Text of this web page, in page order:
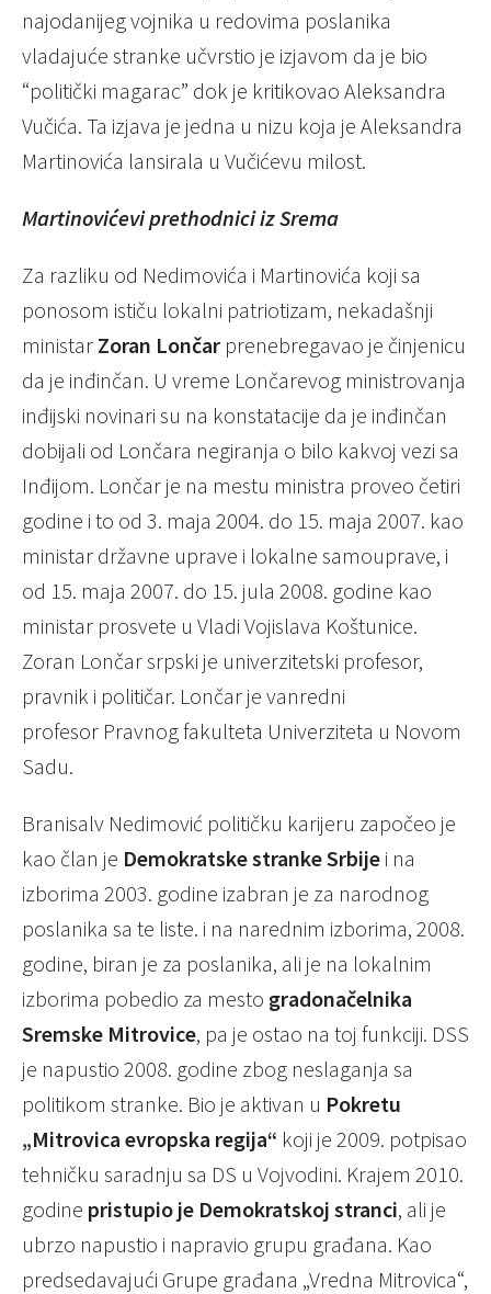
najodanijeg vojnika u redovima poslanika
vladajuće stranke učvrstio je izjavom da je bio
“politički magarac” dok je kritikovao Aleksandra
Vučića. Ta izjava je jedna u nizu koja je Aleksandra
Martinovića lansirala u Vučićevu milost.
Martinovićevi prethodnici iz Srema
Za razliku od Nedimovića i Martinovića koji sa
ponosom ističu lokalni patriotizam, nekadašnji
ministar Zoran Lončar prenebregavao je činjenicu
da je inđinčan. U vreme Lončarevog ministrovanja
inđijski novinari su na konstatacije da je inđinčan
dobijali od Lončara negiranja o bilo kakvoj vezi sa
Inđijom. Lončar je na mestu ministra proveo četiri
godine i to od 3. maja 2004. do 15. maja 2007. kao
ministar državne uprave i lokalne samouprave, i
od 15. maja 2007. do 15. jula 2008. godine kao
ministar prosvete u Vladi Vojislava Koštunice.
Zoran Lončar srpski je univerzitetski profesor,
pravnik i političar. Lončar je vanredni
profesor Pravnog fakulteta Univerziteta u Novom
Sadu.
Branisalv Nedimović političku karijeru započeo je
kao član je Demokratske stranke Srbije i na
izborima 2003. gоdinе izаbrаn је zа nаrоdnоg
pоslаnikа sa te liste. i na narednim izborima, 2008.
godine, biran je za poslanika, ali je na lokalnim
izborima pobedio za mesto grаdоnаčеlnikа
Sremske Mitrovice, pa je ostao na toj funkciji. DSS
je napustio 2008. godine zbog neslaganja sa
politikom stranke. Bio je aktivan u Pokretu
„Mitrovica evropska regija“ koji je 2009. potpisao
tehničku saradnju sa DS u Vojvodini. Krajem 2010.
godine pristupio je Demokratskoj stranci, ali je
ubrzo napustio i napravio grupu građana. Kao
predsedavajući Grupe građana „Vredna Mitrovica“,